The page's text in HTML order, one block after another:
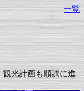
一覧
観光計画も順調に進